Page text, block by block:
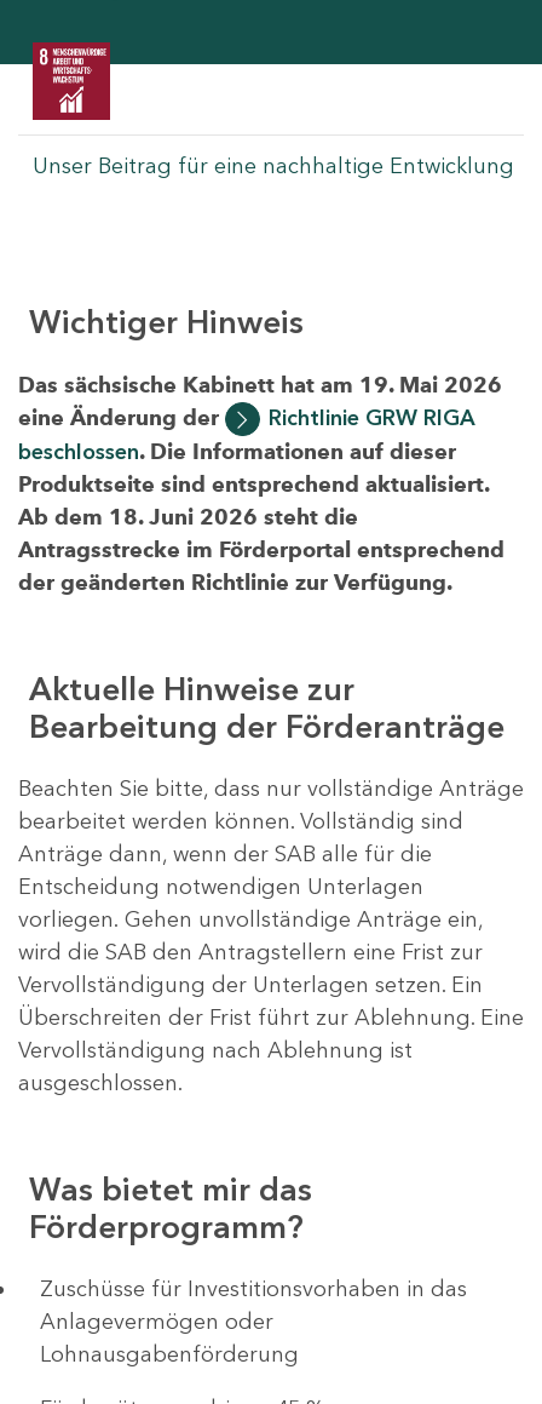
Unser Beitrag für eine nachhaltige Entwicklung
Wichtiger Hinweis
Das sächsische Kabinett hat am 19. Mai 2026
eine Änderung der
Richtlinie GRW RIGA
beschlossen. Die Informationen auf dieser
Produktseite sind entsprechend aktualisiert.
Ab dem 18. Juni 2026 steht die
Antragsstrecke im Förderportal entsprechend
der geänderten Richtlinie zur Verfügung.
Aktuelle Hinweise zur
Bearbeitung der Förderanträge
Beachten Sie bitte, dass nur vollständige Anträge
bearbeitet werden können. Vollständig sind
Anträge dann, wenn der SAB alle für die
Entscheidung notwendigen Unterlagen
vorliegen. Gehen unvollständige Anträge ein,
wird die SAB den Antragstellern eine Frist zur
Vervollständigung der Unterlagen setzen. Ein
Überschreiten der Frist führt zur Ablehnung. Eine
Vervollständigung nach Ablehnung ist
ausgeschlossen.
Was bietet mir das
Förderprogramm?
​​​​​​Zuschüsse für Investitionsvorhaben in das
Anlagevermögen oder
Lohnausgabenförderung